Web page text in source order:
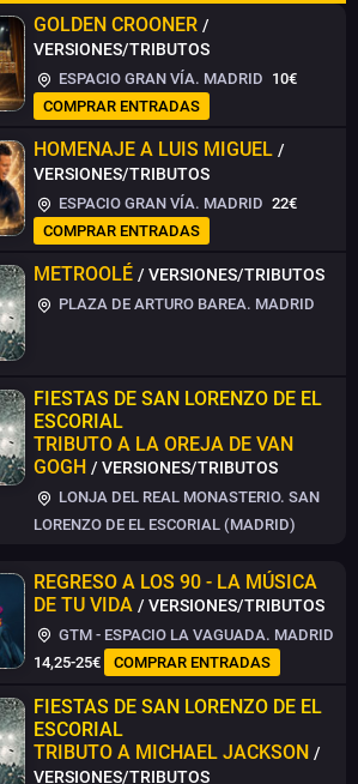
GOLDEN CROONER /
VERSIONES/TRIBUTOS
ESPACIO GRAN VÍA. MADRID 10€
COMPRAR ENTRADAS
HOMENAJE A LUIS MIGUEL /
VERSIONES/TRIBUTOS
ESPACIO GRAN VÍA. MADRID 22€
COMPRAR ENTRADAS
METROOLÉ / VERSIONES/TRIBUTOS
PLAZA DE ARTURO BAREA. MADRID
FIESTAS DE SAN LORENZO DE EL
ESCORIAL
TRIBUTO A LA OREJA DE VAN
GOGH / VERSIONES/TRIBUTOS
LONJA DEL REAL MONASTERIO. SAN
LORENZO DE EL ESCORIAL (MADRID)
REGRESO A LOS 90 - LA MÚSICA
DE TU VIDA / VERSIONES/TRIBUTOS
GTM - ESPACIO LA VAGUADA. MADRID
14,25-25€
COMPRAR ENTRADAS
FIESTAS DE SAN LORENZO DE EL
ESCORIAL
TRIBUTO A MICHAEL JACKSON /
VERSIONES/TRIBUTOS